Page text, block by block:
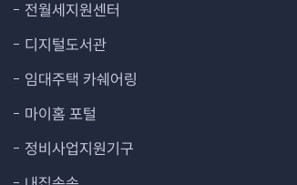
전월세지원센터
디지털도서관
임대주택 카쉐어링
마이홈 포털
정비사업지원기구